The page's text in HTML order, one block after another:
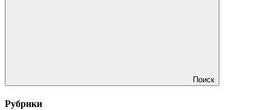
Поиск
Рубрики